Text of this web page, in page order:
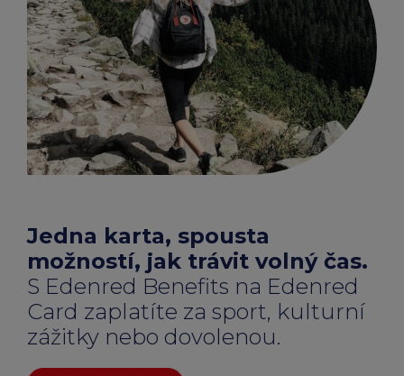
Peněženka Edenred Benefits
Peněženka Edenred Health
Edenred Card FKSP
TANKARTA Benefit od Edenred
Edenred Benefits poukázky
Edenred Benefity Premium
All-in-One cafeterie FKSP
Stravenkový portál
Qerko
Ostatní produkty chevron_right
Edenred Compliments
Edenred Čistý
Edenred Service
Kontakty
Jedna karta, spousta
možností, jak trávit volný čas.
S Edenred Benefits na Edenred
Card zaplatíte za sport, kulturní
zážitky nebo dovolenou.